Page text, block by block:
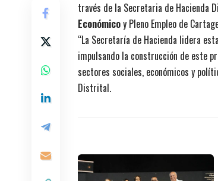
través de la Secretaria de Hacienda
Económicoy Pleno Empleo de
“La Secretaría de Hacienda lidera
impulsando la construcción de este
sectores sociales, económicos y
Distrital.